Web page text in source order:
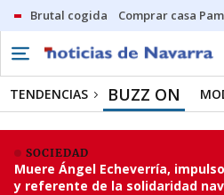
Brutal cogida Comprar casa
TENDENCIAS BUZZ ON
SOCIEDAD
Muere Ángel Echeverría,
y referente de la solidaridad